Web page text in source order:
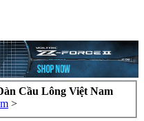
Cầu Lông Việt Nam
>